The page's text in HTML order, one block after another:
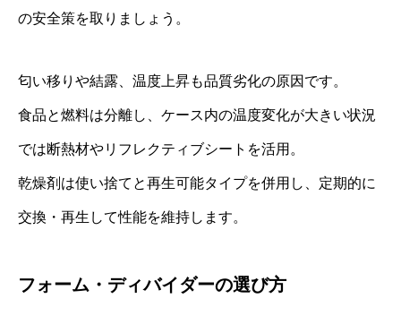
の安全策を取りましょう。
匂い移りや結露、温度上昇も品質劣化の原因です。
食品と燃料は分離し、ケース内の温度変化が大きい状況
では断熱材やリフレクティブシートを活用。
乾燥剤は使い捨てと再生可能タイプを併用し、定期的に
交換・再生して性能を維持します。
フォーム・ディバイダーの選び方